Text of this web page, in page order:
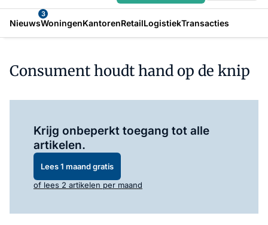
Nieuws
3
WoningenKantorenRetailLogistiekTransacties
Consument houdt hand op de knip
Krijg onbeperkt toegang tot alle
artikelen.
Lees 1 maand gratis
of lees 2 artikelen per maand